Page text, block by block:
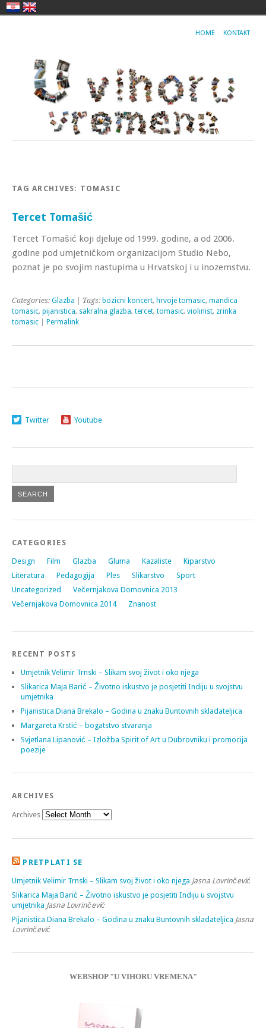
HOME KONTAKT
TAG ARCHIVES: TOMASIC
Tercet Tomašić
Tercet Tomašić koji djeluje od 1999. godine, a od 2006.
godine pod umjetničkom organizacijom Studio Nebo,
poznat je po svojim nastupima u Hrvatskoj i u inozemstvu.
Categories: Glazba | Tags: bozicni koncert, hrvoje tomasic, mandica
tomasic, pijanistica, sakralna glazba, tercet, tomasic, violinist, zrinka
tomasic
Permalink
Twitter Youtube
CATEGORIES
Design Film Glazba Gluma Kazaliste
Kiparstvo
Literatura
Pedagogija Ples Slikarstvo
Sport
Uncategorized
Večernjakova Domovnica 2013
Večernjakova Domovnica 2014
Znanost
RECENT POSTS
Umjetnik Velimir Trnski – Slikam svoj život i oko njega
Slikarica Maja Barić – Životno iskustvo je posjetiti Indiju u svojstvu
umjetnika
Pijanistica Diana Brekalo – Godina u znaku Buntovnih skladateljica
Margareta Krstić – bogatstvo stvaranja
Svjetlana Lipanović – Izložba Spirit of Art u Dubrovniku i promocija
poezije
ARCHIVES
Archives
PRETPLATI SE
Umjetnik Velimir Trnski – Slikam svoj život i oko njega Jasna Lovrinčević
Slikarica Maja Barić – Životno iskustvo je posjetiti Indiju u svojstvu
umjetnika Jasna Lovrinčević
Pijanistica Diana Brekalo – Godina u znaku Buntovnih skladateljica Jasna
Lovrinčević
WEBSHOP "U VIHORU VREMENA"